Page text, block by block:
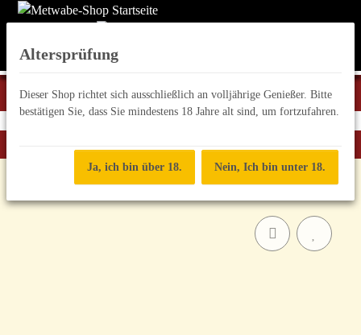
Altersprüfung
Dieser Shop richtet sich ausschließlich an volljährige Genießer. Bitte
bestätigen Sie, dass Sie mindestens 18 Jahre alt sind, um fortzufahren.
Ja, ich bin über 18. Nein, Ich bin unter 18.